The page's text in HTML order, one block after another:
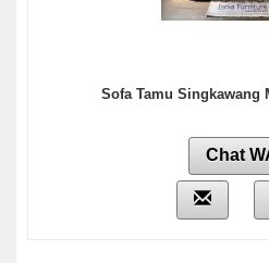
Sofa Tamu Singkawang
Chat